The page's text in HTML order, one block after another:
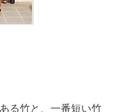
る竹と、一番短い竹